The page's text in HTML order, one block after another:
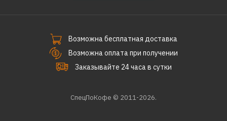
Возможна бесплатная доставка
Возможна оплата при получении
Заказывайте 24 часа в сутки
СпецПоКофе © 2011-2026.